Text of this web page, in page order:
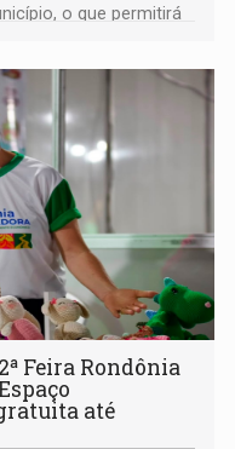
o que permitirá
Feira Rondônia
até